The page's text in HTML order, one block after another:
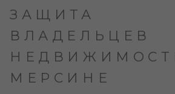
ЗАЩИТА
ВЛАДЕЛЬЦЕВ
МЕРСИНЕ